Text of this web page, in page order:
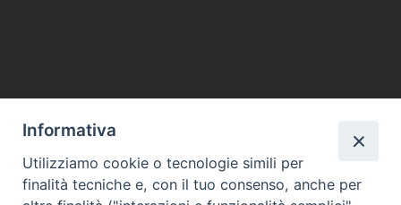
DIOCESI SUBURBICARIA DI ALBANO
Contatti:Tel.: 06.93268401 - Fax.: 06.9323844
E-mail:curia@diocesidialbano.it
Informativa
Utilizziamo cookie o tecnologie simili per
finalità tecniche e, con il tuo consenso, anche per